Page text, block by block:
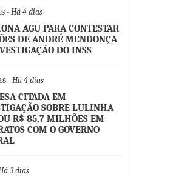
- Há 4 dias
AGU PARA CONTESTAR
DE ANDRÉ MENDONÇA
DO INSS
- Há 4 dias
CITADA EM
SOBRE LULINHA
R$ 85,7 MILHÕES EM
COM O GOVERNO
3 dias